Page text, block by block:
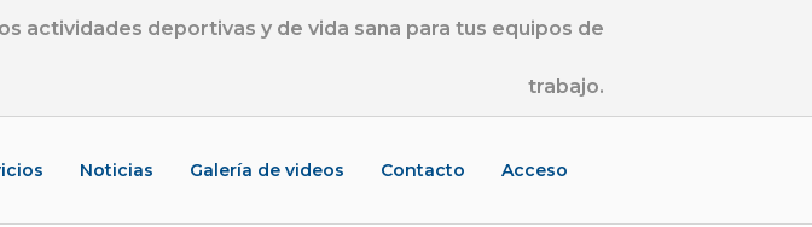
actividades deportivas y de vida sana para tus equipos de
trabajo.
Noticias Galería de videos Contacto Acceso